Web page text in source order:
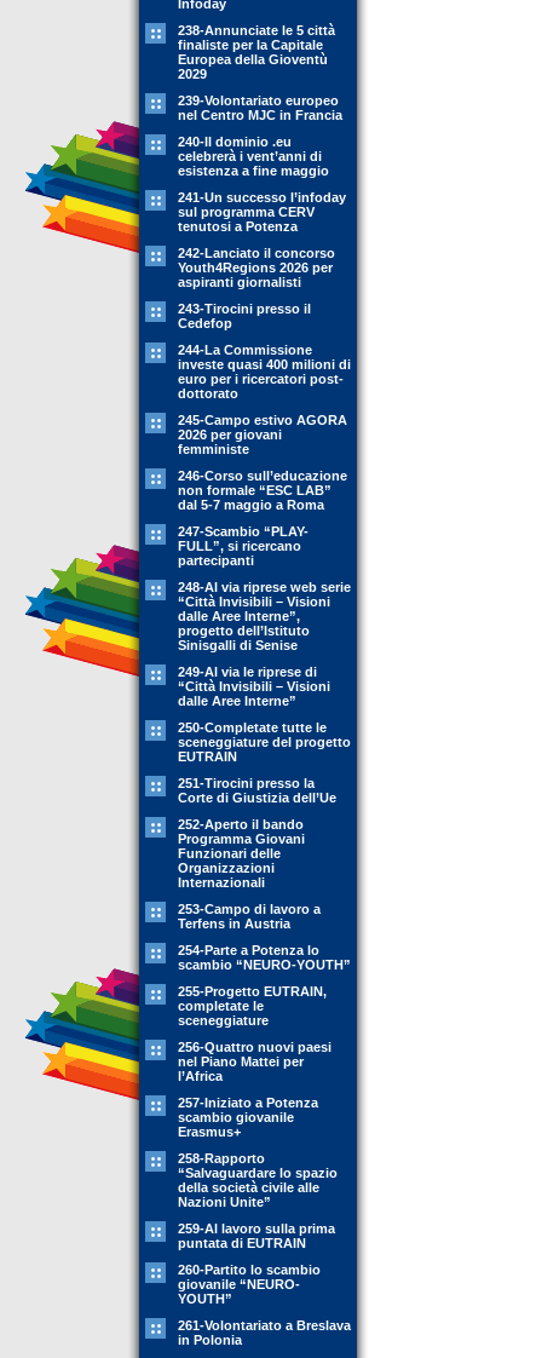
Infoday
238-Annunciate le 5 città
finaliste per la Capitale
Europea della Gioventù
2029
239-Volontariato europeo
nel Centro MJC in Francia
240-Il dominio .eu
celebrerà i vent’anni di
esistenza a fine maggio
241-Un successo l’infoday
sul programma CERV
tenutosi a Potenza
242-Lanciato il concorso
Youth4Regions 2026 per
aspiranti giornalisti
243-Tirocini presso il
Cedefop
244-La Commissione
investe quasi 400 milioni di
euro per i ricercatori post-
dottorato
245-Campo estivo AGORA
2026 per giovani
femministe
246-Corso sull’educazione
non formale “ESC LAB”
dal 5-7 maggio a Roma
247-Scambio “PLAY-
FULL”, si ricercano
partecipanti
248-Al via riprese web serie
“Città Invisibili – Visioni
dalle Aree Interne”,
progetto dell’Istituto
Sinisgalli di Senise
249-Al via le riprese di
“Città Invisibili – Visioni
dalle Aree Interne”
250-Completate tutte le
sceneggiature del progetto
EUTRAIN
251-Tirocini presso la
Corte di Giustizia dell’Ue
252-Aperto il bando
Programma Giovani
Funzionari delle
Organizzazioni
Internazionali
253-Campo di lavoro a
Terfens in Austria
254-Parte a Potenza lo
scambio “NEURO-YOUTH”
255-Progetto EUTRAIN,
completate le
sceneggiature
256-Quattro nuovi paesi
nel Piano Mattei per
l’Africa
257-Iniziato a Potenza
scambio giovanile
Erasmus+
258-Rapporto
“Salvaguardare lo spazio
della società civile alle
Nazioni Unite”
259-Al lavoro sulla prima
puntata di EUTRAIN
260-Partito lo scambio
giovanile “NEURO-
YOUTH”
261-Volontariato a Breslava
in Polonia